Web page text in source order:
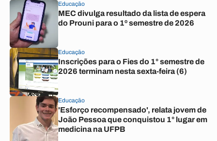
Educação
MEC divulga resultado da lista de espera
do Prouni para o 1º semestre de 2026
Educação
Inscrições para o Fies do 1° semestre de
2026 terminam nesta sexta-feira (6)
Educação
'Esforço recompensado', relata jovem de
João Pessoa que conquistou 1° lugar em
medicina na UFPB